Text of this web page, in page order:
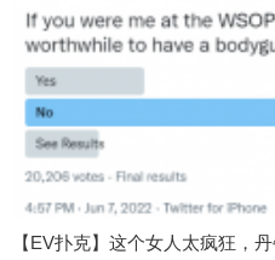
【EV扑克】这个女人太疯狂，